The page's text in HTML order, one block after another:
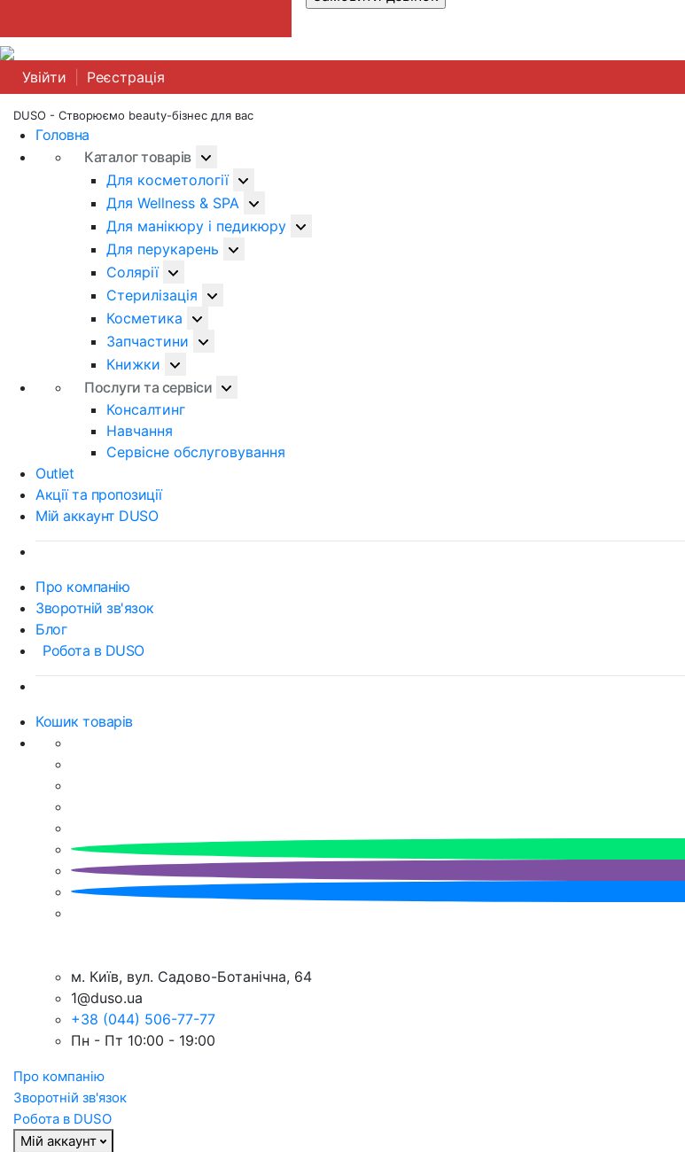
Увійти Реєстрація
DUSO - Створюємо beauty-бізнес для вас
Головна
Каталог товарів
Для косметології
Для Wellness & SPA
Для манікюру і педикюру
Для перукарень
Солярії
Стерилізація
Косметика
Запчастини
Книжки
Послуги та сервіси
Консалтинг
Навчання
Сервісне обслуговування
Outlet
Акції та пропозиції
Мій аккаунт DUSO
Про компанію
Зворотній зв'язок
Блог
Робота в DUSO
Кошик товарів
м. Київ, вул. Садово-Ботанічна, 64
1@duso.ua
+38 (044) 506-77-77
Пн - Пт 10:00 - 19:00
Про компанію
Зворотній зв'язок
Робота в DUSO
Мій аккаунт